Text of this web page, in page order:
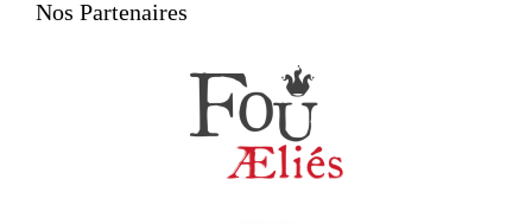
Nos Partenaires